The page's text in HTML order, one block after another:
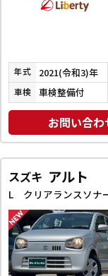
年式 2021(令和3)年
車検 車検整備付
お問い合わ
スズキ アルト